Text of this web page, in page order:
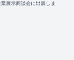
展示商談会に出展しま